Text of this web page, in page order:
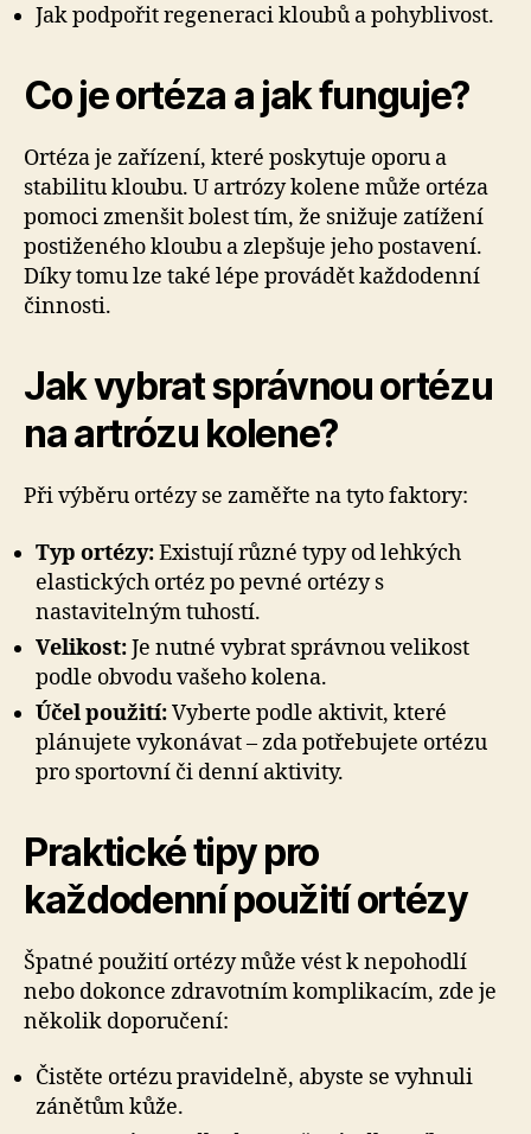
Jak podpořit regeneraci kloubů a pohyblivost.
Co je ortéza a jak funguje?
Ortéza je zařízení, které poskytuje oporu a
stabilitu kloubu. U artrózy kolene může ortéza
pomoci zmenšit bolest tím, že snižuje zatížení
postiženého kloubu a zlepšuje jeho postavení.
Díky tomu lze také lépe provádět každodenní
činnosti.
Jak vybrat správnou ortézu
na artrózu kolene?
Při výběru ortézy se zaměřte na tyto faktory:
Typ ortézy:Existují různé typy od lehkých
elastických ortéz po pevné ortézy s
nastavitelným tuhostí.
Velikost:Je nutné vybrat správnou velikost
podle obvodu vašeho kolena.
Účel použití:Vyberte podle aktivit, které
plánujete vykonávat – zda potřebujete ortézu
pro sportovní či denní aktivity.
Praktické tipy pro
každodenní použití ortézy
Špatné použití ortézy může vést k nepohodlí
nebo dokonce zdravotním komplikacím, zde je
několik doporučení:
Čistěte ortézu pravidelně, abyste se vyhnuli
zánětům kůže.